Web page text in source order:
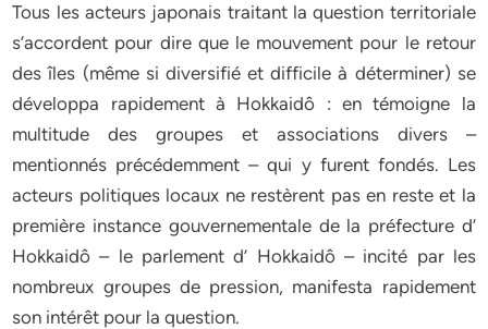
Tous les acteurs japonais traitant la question territoriale
s’accordent pour dire que le mouvement pour le retour
des îles (même si diversifié et difficile à déterminer) se
développa rapidement à Hokkaidô : en témoigne la
multitude des groupes et associations divers –
mentionnés précédemment – qui y furent fondés. Les
acteurs politiques locaux ne restèrent pas en reste et la
première instance gouvernementale de la préfecture d’
Hokkaidô – le parlement d’ Hokkaidô – incité par les
nombreux groupes de pression, manifesta rapidement
son intérêt pour la question.